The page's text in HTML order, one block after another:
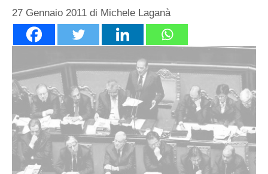
27 Gennaio 2011 di Michele Laganà